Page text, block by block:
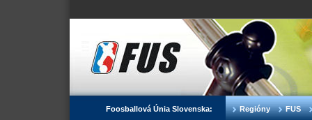
Foosballová Únia Slovenska: Regióny FUS